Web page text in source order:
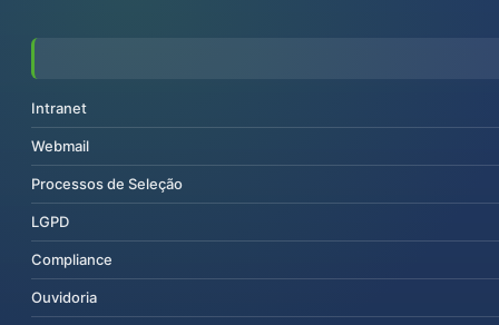
Intranet
Webmail
Processos de Seleção
LGPD
Compliance
Ouvidoria